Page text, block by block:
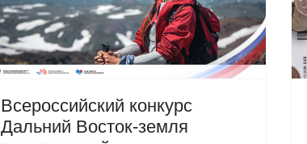
Всероссийский конкурс
Дальний Восток-земля